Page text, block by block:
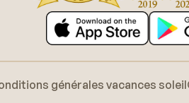
générales vacances soleil